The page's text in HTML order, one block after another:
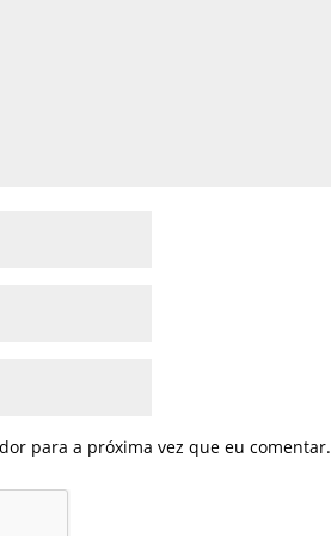
para a próxima vez que eu comentar.